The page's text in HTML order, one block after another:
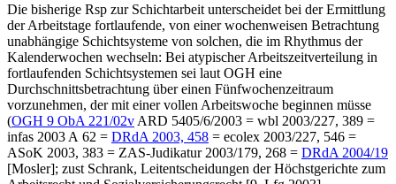
Die bisherige Rsp zur Schichtarbeit unterscheidet bei der Ermittlung
der Arbeitstage fortlaufende, von einer wochenweisen Betrachtung
unabhängige Schichtsysteme von solchen, die im Rhythmus der
Kalenderwochen wechseln: Bei atypischer Arbeitszeitverteilung in
fortlaufenden Schichtsystemen sei laut OGH eine
Durchschnittsbetrachtung über einen Fünfwochenzeitraum
vorzunehmen, der mit einer vollen Arbeitswoche beginnen müsse
(OGH 9 ObA 221/02v ARD 5405/6/2003 = wbl 2003/227, 389 =
infas 2003 A 62 = DRdA 2003, 458 = ecolex 2003/227, 546 =
ASoK 2003, 383 = ZAS-Judikatur 2003/179, 268 = DRdA 2004/19
[Mosler]; zust Schrank, Leitentscheidungen der Höchstgerichte zum